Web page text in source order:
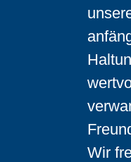
Wir